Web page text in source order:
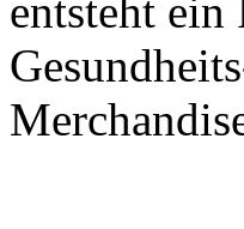
entsteht